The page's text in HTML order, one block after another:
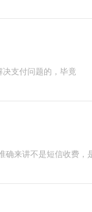
支付问题的，毕竟
确来讲不是短信收费，